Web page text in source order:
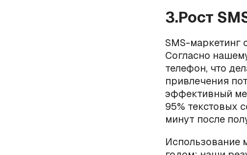
3.Рост
SMS-маркетинг
Согласно
телефон, что
привлечения
эффективный
95% текстовых
минут после
Использование